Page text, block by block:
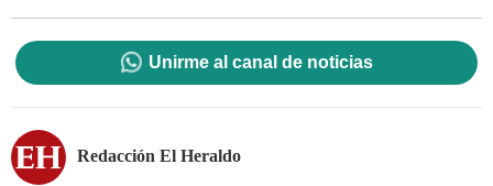
Unirme al canal de noticias
Redacción El Heraldo